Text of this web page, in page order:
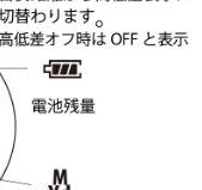
完了します